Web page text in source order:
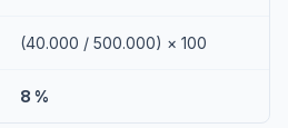
(40.000 / 500.000) × 100
8 %